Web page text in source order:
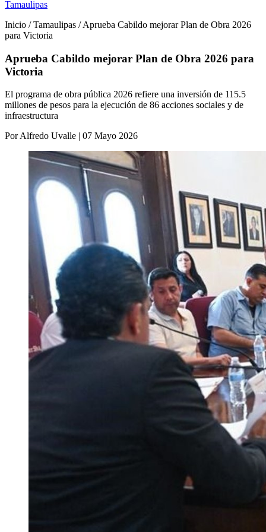
Tamaulipas
Inicio / Tamaulipas / Aprueba Cabildo mejorar Plan de Obra 2026
para Victoria
Aprueba Cabildo mejorar Plan de Obra 2026 para
Victoria
El programa de obra pública 2026 refiere una inversión de 115.5
millones de pesos para la ejecución de 86 acciones sociales y de
infraestructura
Por Alfredo Uvalle | 07 Mayo 2026